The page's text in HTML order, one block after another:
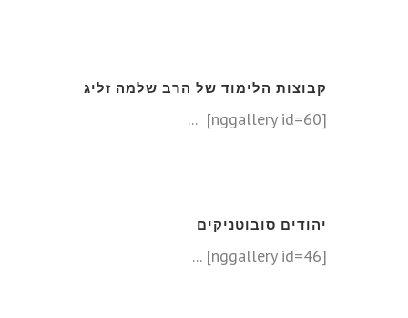
קבוצות הלימוד של הרב שלמה זליג
[nggallery id=60] ...
יהודים סובוטניקים
[nggallery id=46] ...